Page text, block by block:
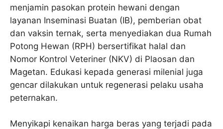
menjamin pasokan protein hewani dengan
layanan Inseminasi Buatan (IB), pemberian obat
dan vaksin ternak, serta menyediakan dua Rumah
Potong Hewan (RPH) bersertifikat halal dan
Nomor Kontrol Veteriner (NKV) di Plaosan dan
Magetan. Edukasi kepada generasi milenial juga
gencar dilakukan untuk regenerasi pelaku usaha
peternakan.
Menyikapi kenaikan harga beras yang terjadi pada